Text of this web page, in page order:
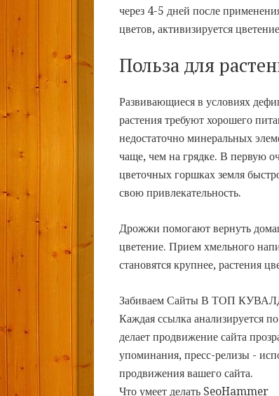
через 4-5 дней после
цветов, активизируется
Польза для
Развивающиеся в условиях
растения требуют хорошего
недостаточно минеральных
чаще, чем на грядке. В первую
цветочных горшках земля
свою привлекательность.
Дрожжи помогают вернуть
цветение. Прием хмельного
становятся крупнее, растения
Забиваем Сайты В ТОП
Каждая ссылка анализируется
делает продвижение сайта
упоминания, пресс-релизы -
продвижения вашего сайта.
Что умеет делать SeoHammer